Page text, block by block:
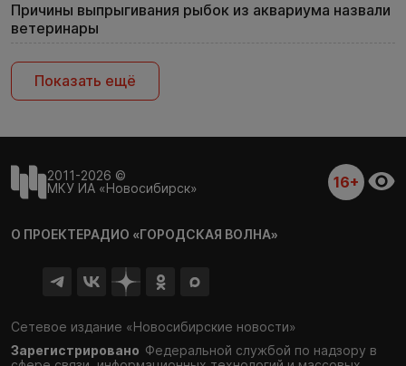
Причины выпрыгивания рыбок из аквариума назвали
ветеринары
Показать ещё
2011-2026 ©
МКУ ИА «Новосибирск»
16+
О ПРОЕКТЕРАДИО «ГОРОДСКАЯ ВОЛНА»
Сетевое издание «Новосибирские новости»
Зарегистрировано Федеральной службой по надзору в